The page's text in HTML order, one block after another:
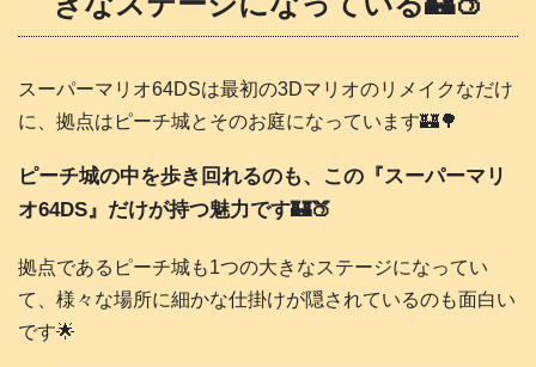
スーパーマリオ64DSは最初の3Dマリオのリメイクなだけ
に、拠点はピーチ城とそのお庭になっています🏰🌳
ピーチ城の中を歩き回れるのも、この『スーパーマリ
オ64DS』だけが持つ魅力です🏰🍑
拠点であるピーチ城も1つの大きなステージになってい
て、様々な場所に細かな仕掛けが隠されているのも面白い
です🌟